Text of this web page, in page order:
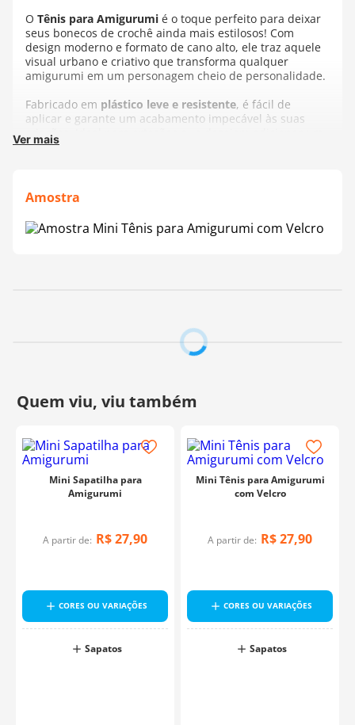
O Tênis para Amigurumi é o toque perfeito para deixar
seus bonecos de crochê ainda mais estilosos! Com
design moderno e formato de cano alto, ele traz aquele
visual urbano e criativo que transforma qualquer
amigurumi em um personagem cheio de personalidade.
Fabricado em plástico leve e resistente, é fácil de
aplicar e garante um acabamento impecável às suas
criações. Ideal para artesãos que desejam adicionar um
detalhe diferenciado às peças, tornando-as únicas e
Composição:
Tamanho:
Contém:
Ver mais
Amostra
Mini Sapatilha para
Amigurumi
A partir de: R$27,90
CORES OU VARIAÇÕES
Sapatos
Mini Tênis para Amigurumi
com Velcro
A partir de: R$27,90
CORES OU VARIAÇÕES
Sapatos